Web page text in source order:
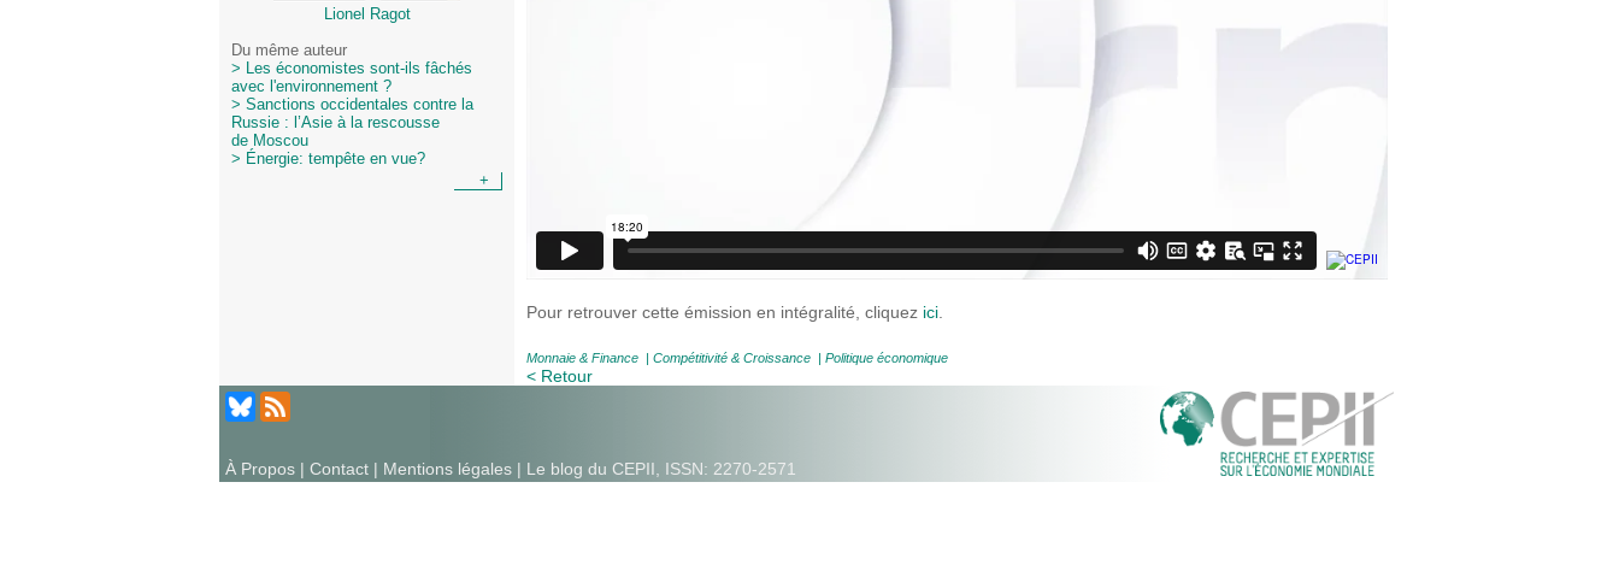
Lionel Ragot
Du même auteur
> Les économistes sont-ils fâchés
avec l'environnement ?
> Sanctions occidentales contre la
Russie : l’Asie à la rescousse
de Moscou
> Énergie: tempête en vue?
+
Pour retrouver cette émission en intégralité, cliquez ici.
Monnaie & Finance Compétitivité & Croissance Politique économique
< Retour
À Propos | Contact | Mentions légales | Le blog du CEPII, ISSN: 2270-2571